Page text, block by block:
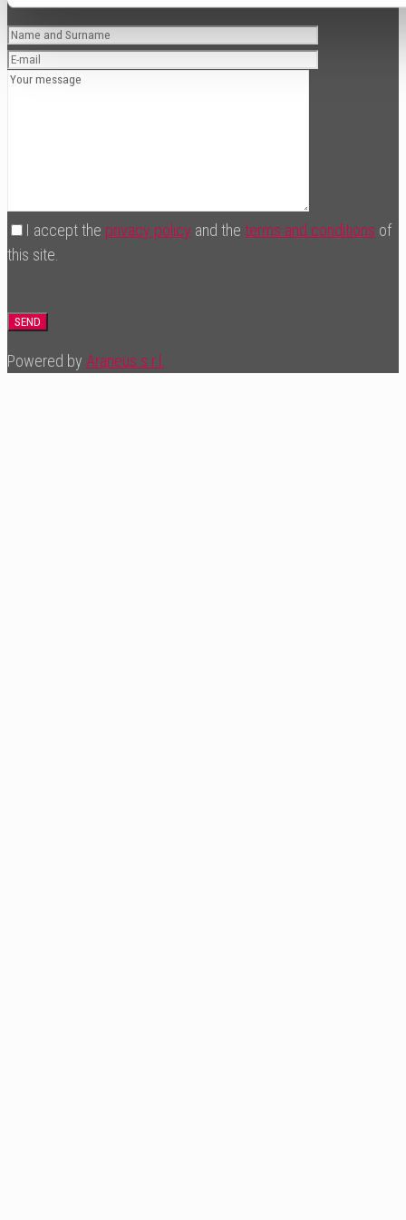
I accept the privacy policy and the terms and conditions of
this site.
Powered by Araneus s.r.l.